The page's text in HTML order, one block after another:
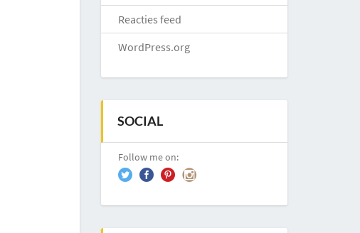
Reacties feed
WordPress.org
SOCIAL
Follow me on: